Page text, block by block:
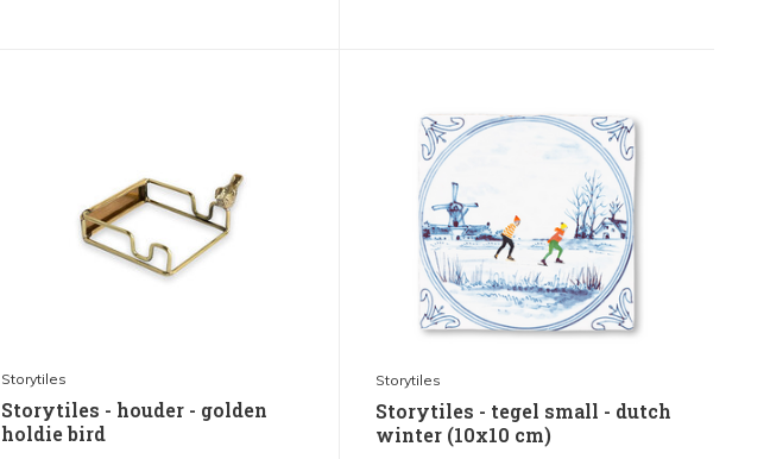
Storytiles
Storytiles - houder - golden
holdie bird
Storytiles
Storytiles - tegel small - dutch
winter (10x10 cm)